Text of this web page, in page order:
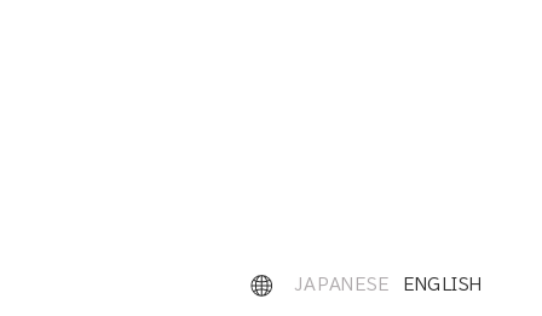
JAPANESE ENGLISH